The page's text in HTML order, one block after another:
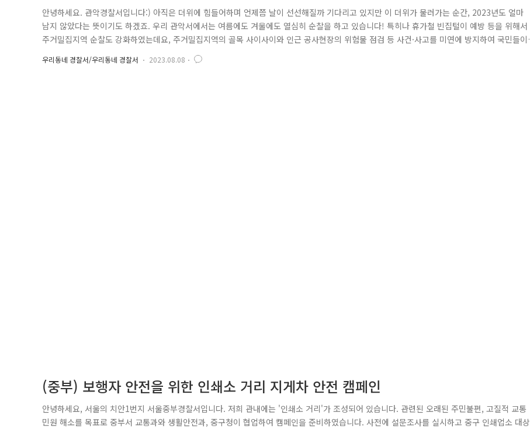
안녕하세요. 관악경찰서입니다:) 아직은 더위에 힘들어하며 언제쯤 날이 선선해질까 기다리고 있지만 이 더위가 물러가는 순간, 2023년도 얼마
남지 않았다는 뜻이기도 하겠죠. 우리 관악서에서는 여름에도 겨울에도 열심히 순찰을 하고 있습니다! 특히나 휴가철 빈집털이 예방 등을 위해서
주거밀집지역 순찰도 강화하였는데요, 주거밀집지역의 골목 사이사이와 인근 공사현장의 위험물 점검 등 사건·사고를 미연에 방지하여 국민들이
안심하고 생활할 수 있도록 위험요소들을 놓치지 않고 순찰하고 있습니다! 우리 서울경찰은 언제나 국민들의 안전을 위해 노력하겠습니다.
우리동네 경찰서/우리동네 경찰서 2023.08.08
(중부) 보행자 안전을 위한 인쇄소 거리 지게차 안전 캠페인
안녕하세요, 서울의 치안1번지 서울중부경찰서입니다. 저희 관내에는 '인쇄소 거리'가 조성되어 있습니다. 관련된 오래된 주민불편, 고질적 교통
민원 해소를 목표로 중부서 교통과와 생활안전과, 중구청이 협업하여 캠페인을 준비하였습니다. 사전에 설문조사를 실시하고 중구 인쇄업소 대상